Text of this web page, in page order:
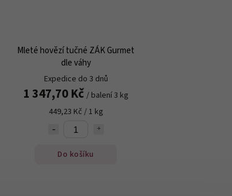
Mleté hovězí tučné ZÁK Gurmet
dle váhy
Expedice do 3 dnů
1 347,70 Kč / balení 3 kg
449,23 Kč / 1 kg
Do košíku